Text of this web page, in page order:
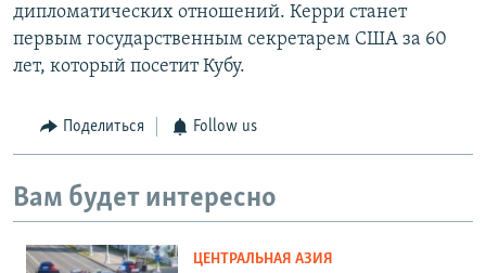
дипломатических отношений. Керри станет
первым государственным секретарем США за 60
лет, который посетит Кубу.
Поделиться Follow us
Вам будет интересно
ЦЕНТРАЛЬНАЯ АЗИЯ